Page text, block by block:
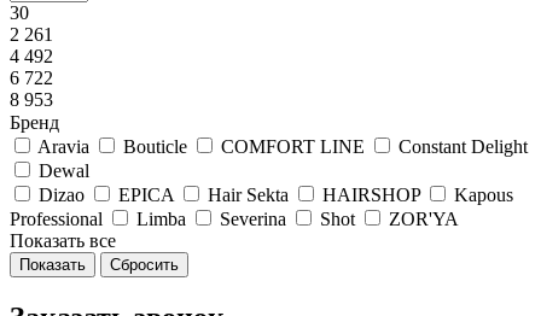
30
2 261
4 492
6 722
8 953
Бренд
Aravia
Bouticle COMFORT LINE
Constant Delight
Dewal
Dizao
EPICA Hair Sekta HAIRSHOP
Kapous
Professional
Limba Severina Shot
ZOR'YA
Показать все
Сбросить